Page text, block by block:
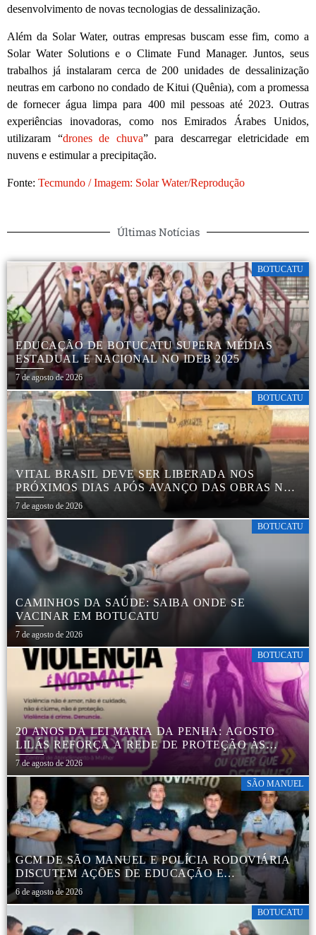
desenvolvimento de novas tecnologias de dessalinização.
Além da Solar Water, outras empresas buscam esse fim, como a
Solar Water Solutions e o Climate Fund Manager. Juntos, seus
trabalhos já instalaram cerca de 200 unidades de dessalinização
neutras em carbono no condado de Kitui (Quênia), com a promessa
de fornecer água limpa para 400 mil pessoas até 2023. Outras
experiências inovadoras, como nos Emirados Árabes Unidos,
utilizaram “drones de chuva” para descarregar eletricidade em
nuvens e estimular a precipitação.
Fonte: Tecmundo / Imagem: Solar Water/Reprodução
Últimas Notícias
BOTUCATU
EDUCAÇÃO DE BOTUCATU SUPERA MÉDIAS
ESTADUAL E NACIONAL NO IDEB 2025
7 de agosto de 2026
BOTUCATU
VITAL BRASIL DEVE SER LIBERADA NOS
PRÓXIMOS DIAS APÓS AVANÇO DAS OBRAS NA
REGIÃO DA RODOVIÁRIA
7 de agosto de 2026
BOTUCATU
CAMINHOS DA SAÚDE: SAIBA ONDE SE
VACINAR EM BOTUCATU
7 de agosto de 2026
BOTUCATU
20 ANOS DA LEI MARIA DA PENHA: AGOSTO
LILÁS REFORÇA A REDE DE PROTEÇÃO ÀS
MULHERES EM BOTUCATU
7 de agosto de 2026
SÃO MANUEL
GCM DE SÃO MANUEL E POLÍCIA RODOVIÁRIA
DISCUTEM AÇÕES DE EDUCAÇÃO E
SEGURANÇA NO TRÂNSITO
6 de agosto de 2026
BOTUCATU